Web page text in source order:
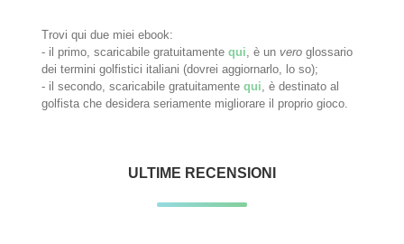
Trovi qui due miei ebook:
- il primo, scaricabile gratuitamentequi, è unvero glossario
dei termini golfistici italiani (dovrei aggiornarlo, lo so);
- il secondo, scaricabile gratuitamentequi, è destinato al
golfista che desidera seriamente migliorare il proprio gioco.
ULTIME RECENSIONI